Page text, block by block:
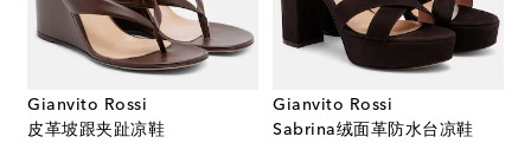
Gianvito Rossi
皮革坡跟夹趾凉鞋
Gianvito Rossi
Sabrina绒面革防水台凉鞋